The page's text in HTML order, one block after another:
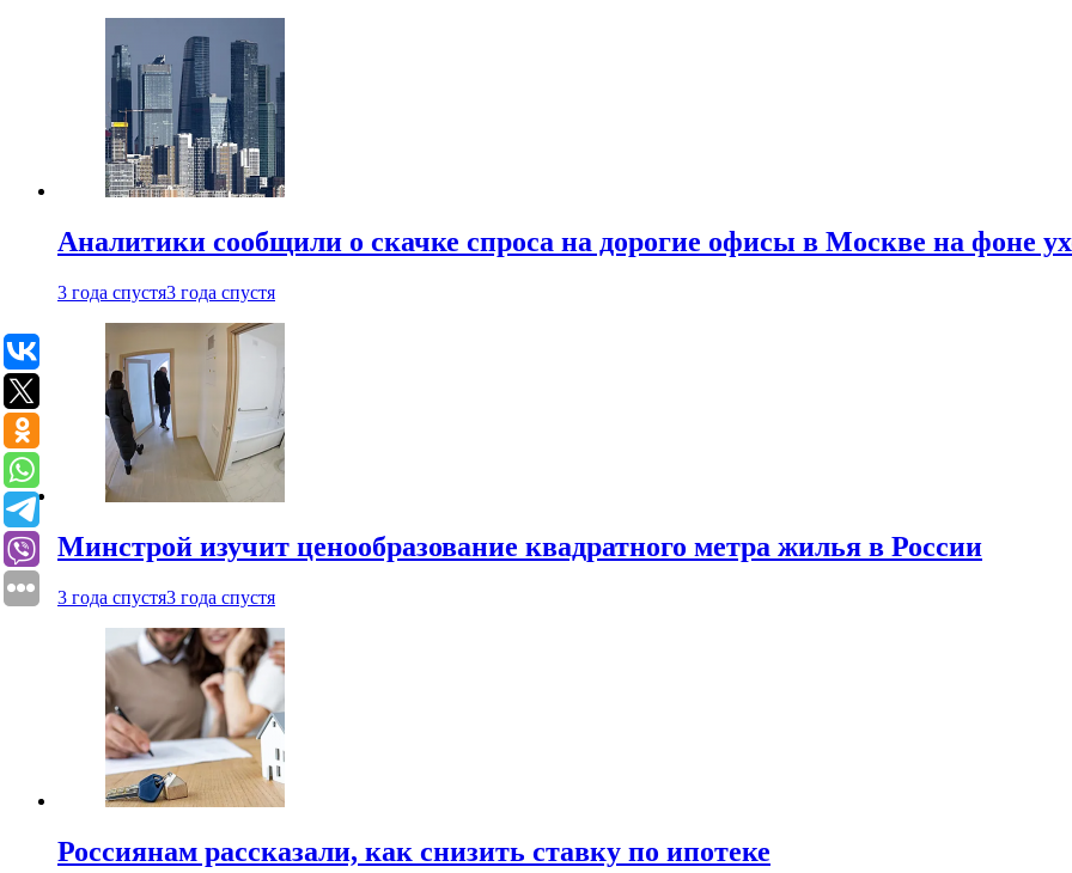
Аналитики сообщили о скачке спроса на дорогие офисы в Москве на фоне
3 года спустя3 года спустя
Минстрой изучит ценообразование квадратного метра жилья в России
3 года спустя3 года спустя
Россиянам рассказали, как снизить ставку по ипотеке